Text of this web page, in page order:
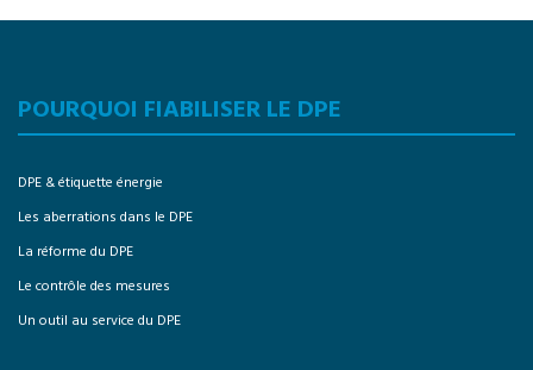
POURQUOI FIABILISER LE DPE
DPE & étiquette énergie
Les aberrations dans le DPE
La réforme du DPE
Le contrôle des mesures
Un outil au service du DPE